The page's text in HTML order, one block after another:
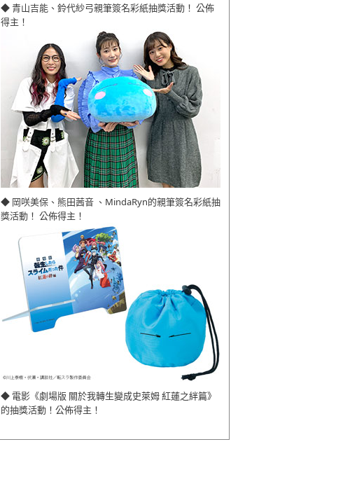
◆ 青山吉能、鈴代紗弓親筆簽名彩紙抽獎活動！ 公佈
得主！
◆ 岡咲美保、熊田茜音 、MindaRyn的親筆簽名彩紙抽
獎活動！ 公佈得主！
◆ 電影《劇場版 關於我轉生變成史萊姆 紅蓮之絆篇》
的抽獎活動！公佈得主！